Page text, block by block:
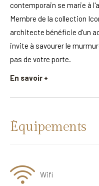
contemporain se marie à
Membre de la collection
architecte bénéficie d'un
invite à savourer le
pas de votre porte.
En savoir +
Équipements
Wifi